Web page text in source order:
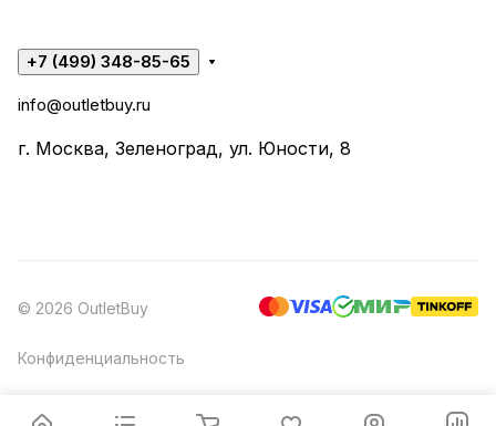
+7 (499) 348-85-65
info@outletbuy.ru
г. Москва, Зеленоград, ул. Юности, 8
© 2026 OutletBuy
Конфиденциальность